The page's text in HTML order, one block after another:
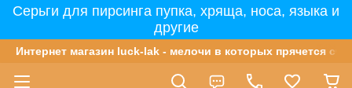
Серьги для пирсинга пупка, хряща, носа, языка и
другие
Интернет магазин luck-lak - мелочи в которых прячется